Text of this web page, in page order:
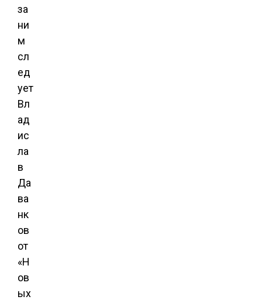
за
ни
м
сл
ед
ует
Вл
ад
ис
ла
в
Да
ва
нк
ов
от
«Н
ов
ых